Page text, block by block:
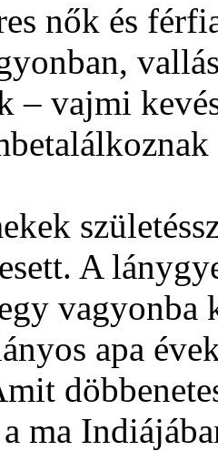
nők és
vajmi
A
vagyonba
apa
ma